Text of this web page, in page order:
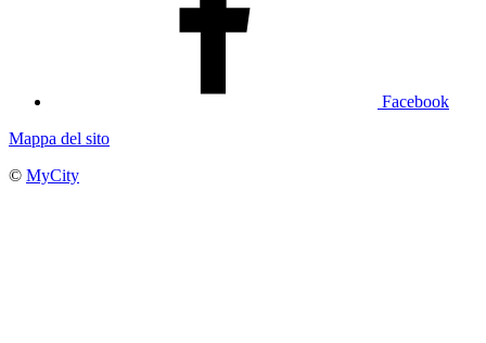
Facebook
Mappa del sito
© MyCity